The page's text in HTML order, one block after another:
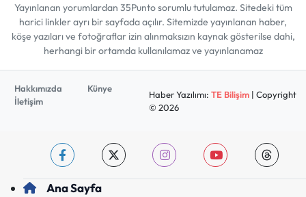
Yayınlanan yorumlardan 35Punto sorumlu tutulamaz. Sitedeki tüm
harici linkler ayrı bir sayfada açılır. Sitemizde yayınlanan haber,
köşe yazıları ve fotoğraflar izin alınmaksızın kaynak gösterilse dahi,
herhangi bir ortamda kullanılamaz ve yayınlanamaz
Hakkımızda
Künye
İletişim
Haber Yazılımı: TE Bilişim| Copyright
© 2026
Ana Sayfa